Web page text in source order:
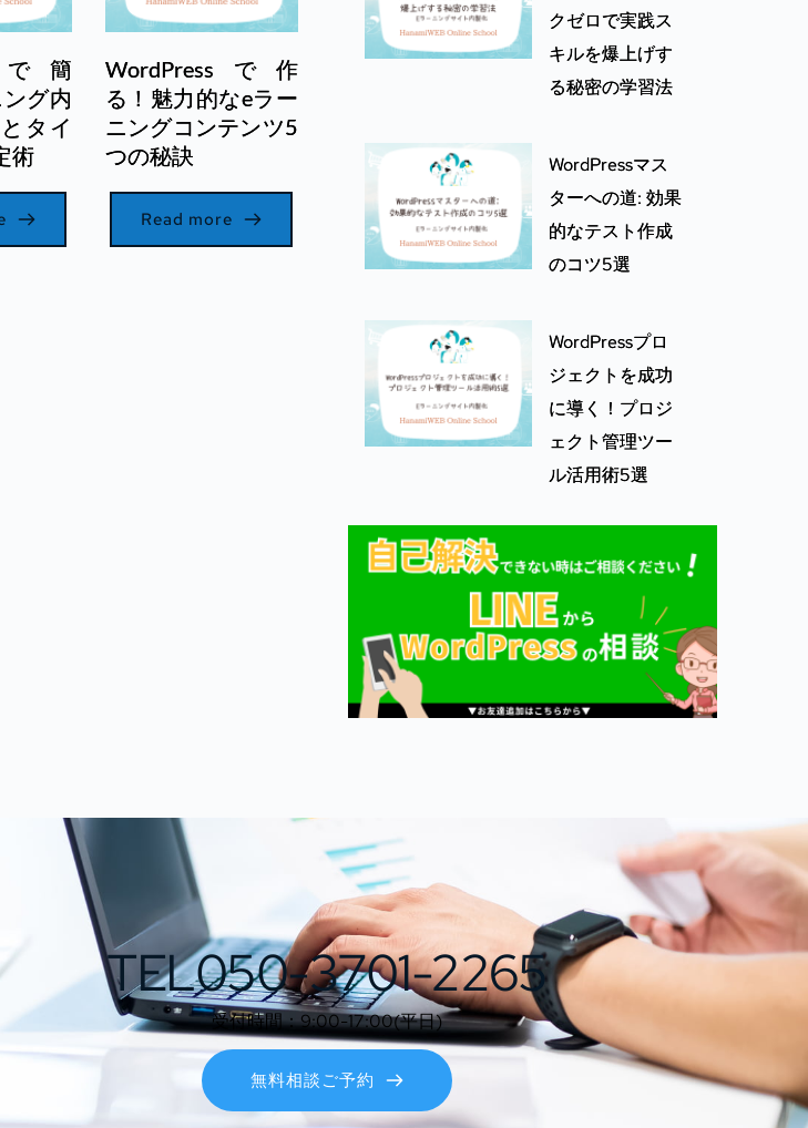
で簡
グ内
タイ
術
WordPressで作
る！魅力的なeラー
ニングコンテンツ5
つの秘訣
Read more
クゼロで実践ス
キルを爆上げす
る秘密の学習法
WordPressマス
ターへの道: 効果
的なテスト作成
のコツ5選
WordPressプロ
ジェクトを成功
に導く！プロジ
ェクト管理ツー
ル活用術5選
TEL050-3701-2265
受付時間：9:00-17:00(平日)
無料相談ご予約